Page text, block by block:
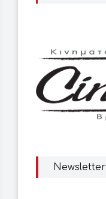
Newsletter